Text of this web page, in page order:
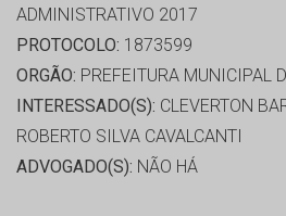
ADMINISTRATIVO 2017
PROTOCOLO: 1873599
ORGÃO: PREFEITURA MUNICIPAL
INTERESSADO(S): CLEVERTON
ROBERTO SILVA CAVALCANTI
ADVOGADO(S): NÃO HÁ